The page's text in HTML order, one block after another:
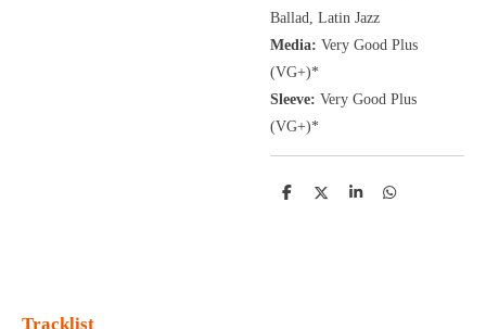
Ballad, Latin Jazz
Media: Very Good Plus
(VG+)*
Sleeve: Very Good Plus
(VG+)*
D
D
S
D
Tracklist